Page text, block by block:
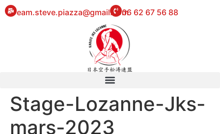
eam.steve.piazza@gmail.com06 62 67 56 88
Stage-Lozanne-Jks-
mars-2023